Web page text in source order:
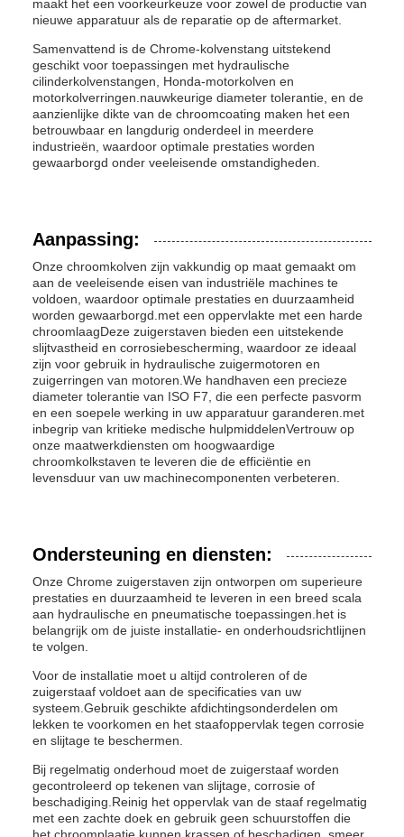
maakt het een voorkeurkeuze voor zowel de productie van
nieuwe apparatuur als de reparatie op de aftermarket.
Samenvattend is de Chrome-kolvenstang uitstekend
geschikt voor toepassingen met hydraulische
cilinderkolvenstangen, Honda-motorkolven en
motorkolverringen.nauwkeurige diameter tolerantie, en de
aanzienlijke dikte van de chroomcoating maken het een
betrouwbaar en langdurig onderdeel in meerdere
industrieën, waardoor optimale prestaties worden
gewaarborgd onder veeleisende omstandigheden.
Aanpassing:
Onze chroomkolven zijn vakkundig op maat gemaakt om
aan de veeleisende eisen van industriële machines te
voldoen, waardoor optimale prestaties en duurzaamheid
worden gewaarborgd.met een oppervlakte met een harde
chroomlaagDeze zuigerstaven bieden een uitstekende
slijtvastheid en corrosiebescherming, waardoor ze ideaal
zijn voor gebruik in hydraulische zuigermotoren en
zuigerringen van motoren.We handhaven een precieze
diameter tolerantie van ISO F7, die een perfecte pasvorm
en een soepele werking in uw apparatuur garanderen.met
inbegrip van kritieke medische hulpmiddelenVertrouw op
onze maatwerkdiensten om hoogwaardige
chroomkolkstaven te leveren die de efficiëntie en
levensduur van uw machinecomponenten verbeteren.
Ondersteuning en diensten:
Onze Chrome zuigerstaven zijn ontworpen om superieure
prestaties en duurzaamheid te leveren in een breed scala
aan hydraulische en pneumatische toepassingen.het is
belangrijk om de juiste installatie- en onderhoudsrichtlijnen
te volgen.
Voor de installatie moet u altijd controleren of de
zuigerstaaf voldoet aan de specificaties van uw
systeem.Gebruik geschikte afdichtingsonderdelen om
lekken te voorkomen en het staafoppervlak tegen corrosie
en slijtage te beschermen.
Bij regelmatig onderhoud moet de zuigerstaaf worden
gecontroleerd op tekenen van slijtage, corrosie of
beschadiging.Reinig het oppervlak van de staaf regelmatig
met een zachte doek en gebruik geen schuurstoffen die